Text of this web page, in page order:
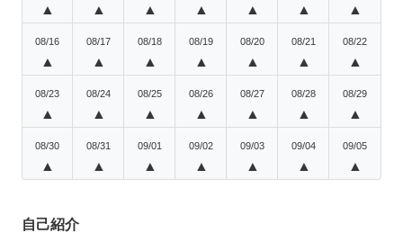
▲ ▲ ▲ ▲ ▲ ▲ ▲
08/16
▲
08/17
▲
08/18
▲
08/19
▲
08/20
▲
08/21
▲
08/22
▲
08/23
▲
08/24
▲
08/25
▲
08/26
▲
08/27
▲
08/28
▲
08/29
▲
08/30
▲
08/31
▲
09/01
▲
09/02
▲
09/03
▲
09/04
▲
09/05
▲
自己紹介